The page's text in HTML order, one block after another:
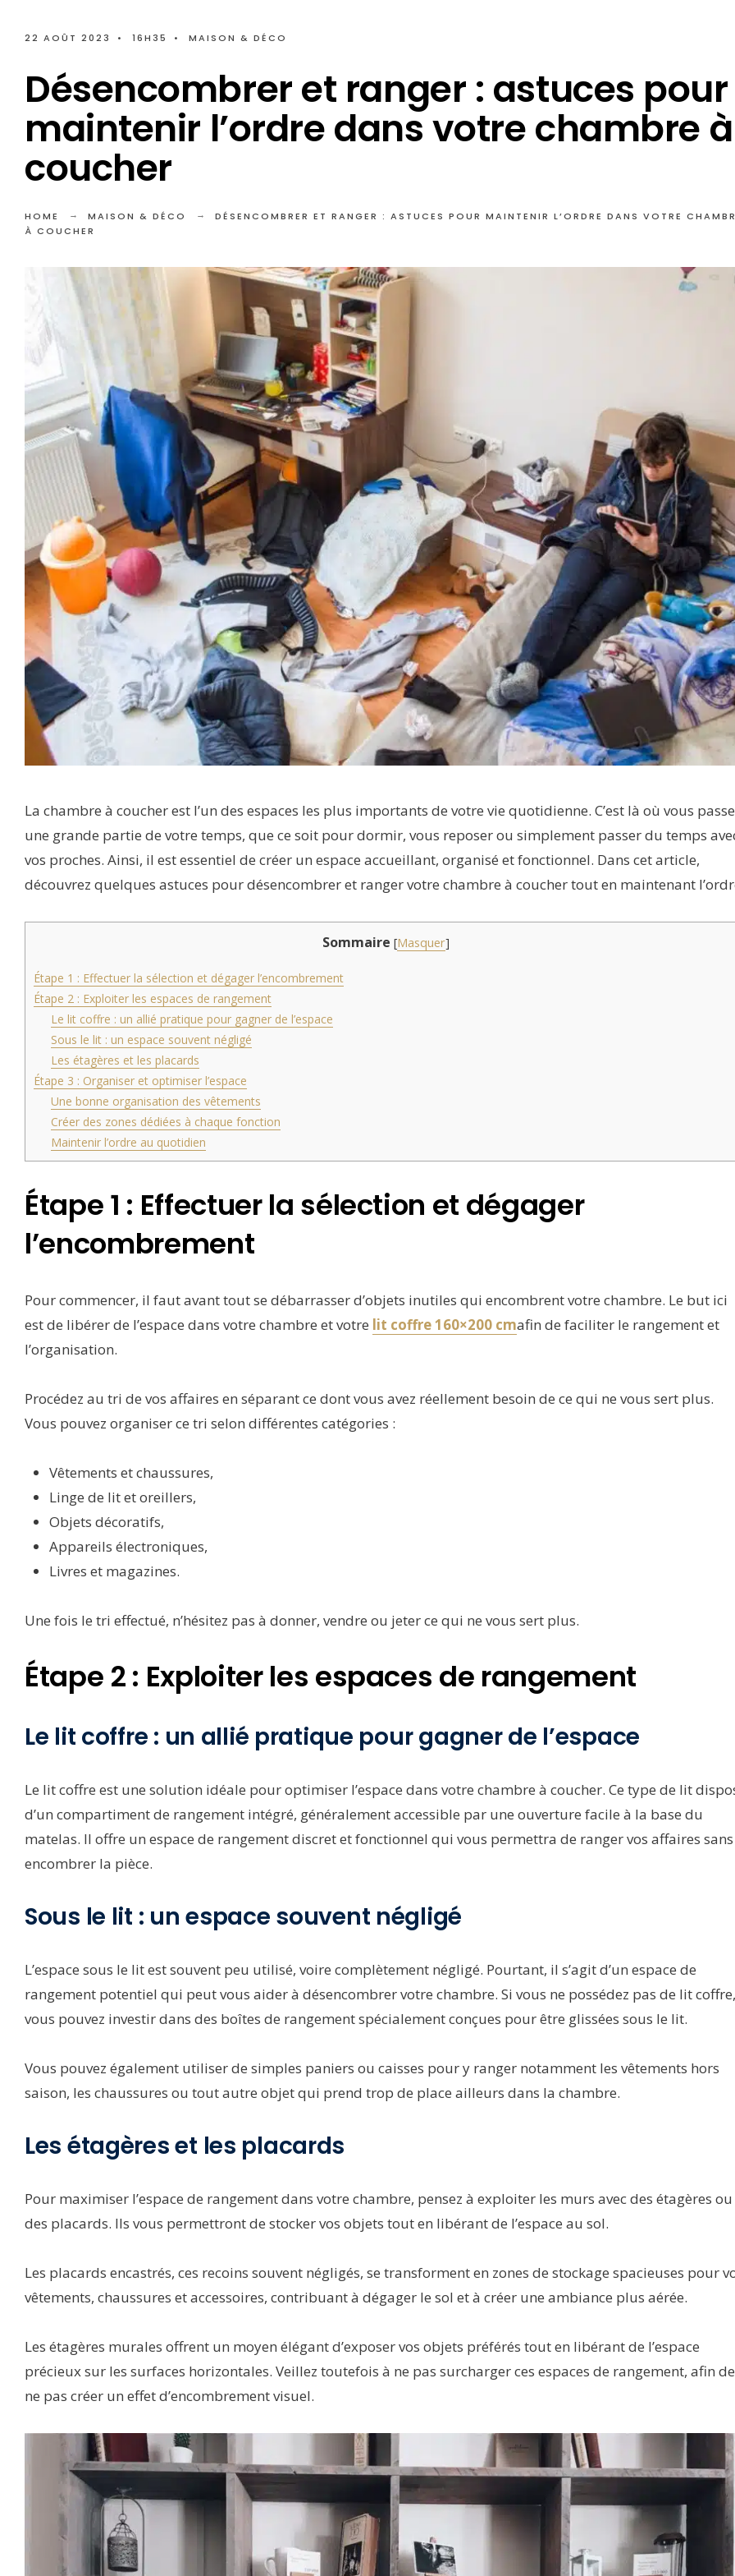
22 AOÛT 2023 • 16H35 • MAISON & DÉCO
Désencombrer et ranger : astuces pour
maintenir l’ordre dans votre chambre à
coucher
HOME MAISON & DÉCO
DÉSENCOMBRER ET RANGER : ASTUCES POUR MAINTENIR L’ORDRE DANS VOTRE
À COUCHER
La chambre à coucher est l’un des espaces les plus importants de votre vie quotidienne. C’est là où vous
une grande partie de votre temps, que ce soit pour dormir, vous reposer ou simplement passer du temps
vos proches. Ainsi, il est essentiel de créer un espace accueillant, organisé et fonctionnel. Dans cet article,
découvrez quelques astuces pour désencombrer et ranger votre chambre à coucher tout en maintenant
Sommaire [Masquer]
Étape 1 : Effectuer la sélection et dégager l’encombrement
Étape 2 : Exploiter les espaces de rangement
Le lit coffre : un allié pratique pour gagner de l’espace
Sous le lit : un espace souvent négligé
Les étagères et les placards
Étape 3 : Organiser et optimiser l’espace
Une bonne organisation des vêtements
Créer des zones dédiées à chaque fonction
Maintenir l’ordre au quotidien
Étape 1 : Effectuer la sélection et dégager
l’encombrement
Pour commencer, il faut avant tout se débarrasser d’objets inutiles qui encombrent votre chambre. Le but ici
est de libérer de l’espace dans votre chambre et votre lit coffre 160×200 cmafin de faciliter le rangement et
l’organisation.
Procédez au tri de vos affaires en séparant ce dont vous avez réellement besoin de ce qui ne vous sert plus.
Vous pouvez organiser ce tri selon différentes catégories :
Vêtements et chaussures,
Linge de lit et oreillers,
Objets décoratifs,
Appareils électroniques,
Livres et magazines.
Une fois le tri effectué, n’hésitez pas à donner, vendre ou jeter ce qui ne vous sert plus.
Étape 2 : Exploiter les espaces de rangement
Le lit coffre : un allié pratique pour gagner de l’espace
Le lit coffre est une solution idéale pour optimiser l’espace dans votre chambre à coucher. Ce type de lit
d’un compartiment de rangement intégré, généralement accessible par une ouverture facile à la base du
matelas. Il offre un espace de rangement discret et fonctionnel qui vous permettra de ranger vos affaires sans
encombrer la pièce.
Sous le lit : un espace souvent négligé
L’espace sous le lit est souvent peu utilisé, voire complètement négligé. Pourtant, il s’agit d’un espace de
rangement potentiel qui peut vous aider à désencombrer votre chambre. Si vous ne possédez pas de lit coffre,
vous pouvez investir dans des boîtes de rangement spécialement conçues pour être glissées sous le lit.
Vous pouvez également utiliser de simples paniers ou caisses pour y ranger notamment les vêtements hors
saison, les chaussures ou tout autre objet qui prend trop de place ailleurs dans la chambre.
Les étagères et les placards
Pour maximiser l’espace de rangement dans votre chambre, pensez à exploiter les murs avec des étagères ou
des placards. Ils vous permettront de stocker vos objets tout en libérant de l’espace au sol.
Les placards encastrés, ces recoins souvent négligés, se transforment en zones de stockage spacieuses pour
vêtements, chaussures et accessoires, contribuant à dégager le sol et à créer une ambiance plus aérée.
Les étagères murales offrent un moyen élégant d’exposer vos objets préférés tout en libérant de l’espace
précieux sur les surfaces horizontales. Veillez toutefois à ne pas surcharger ces espaces de rangement, afin de
ne pas créer un effet d’encombrement visuel.